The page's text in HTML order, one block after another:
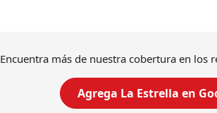
Encuentra más de nuestra cobertura en los
Agrega La Estrella en